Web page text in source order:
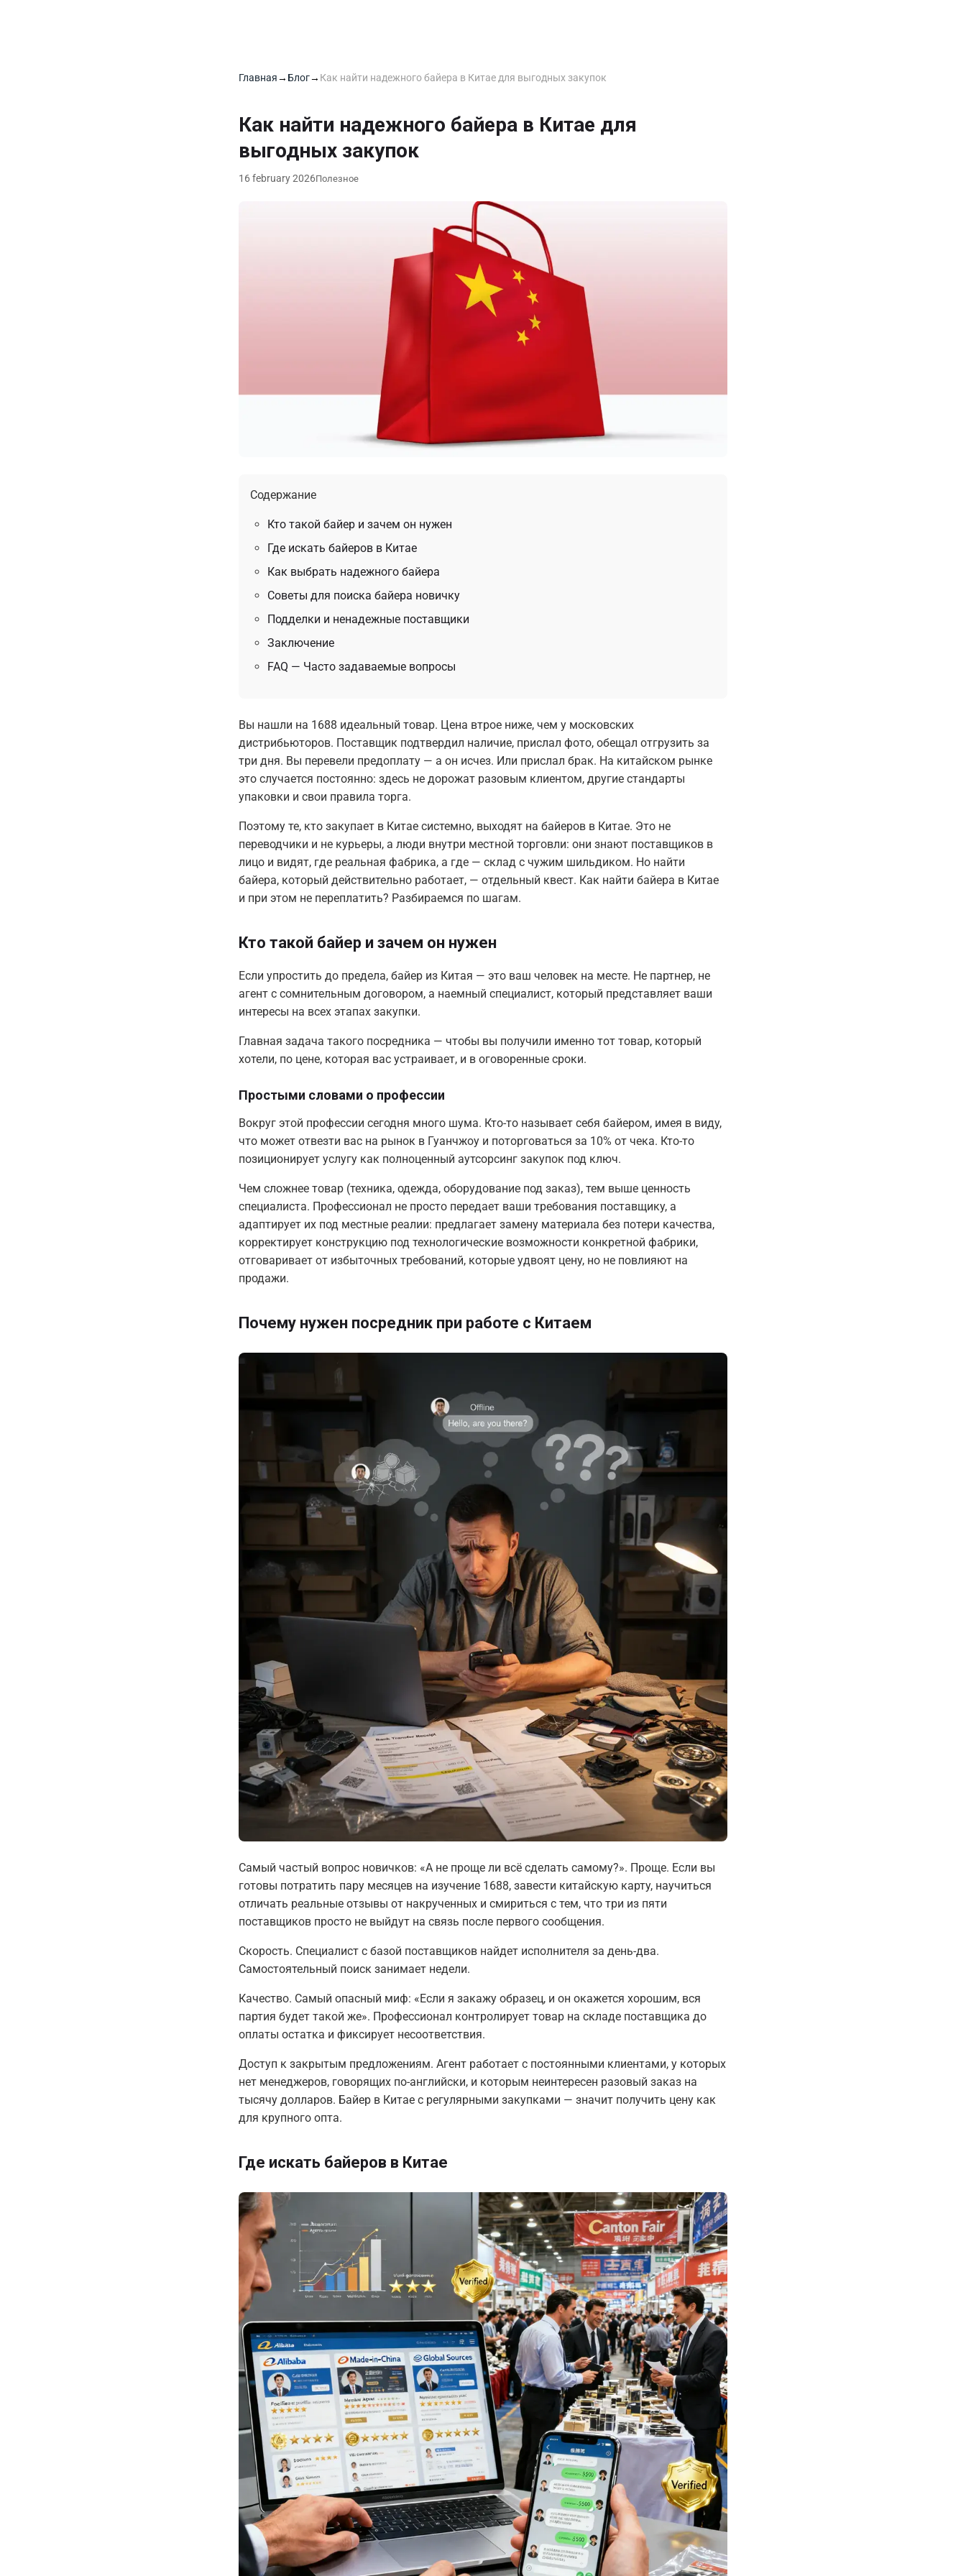
Главная→ Блог→ Как найти надежного байера в Китае для выгодных закупок
Как найти надежного байера в Китае для
выгодных закупок
16 february 2026Полезное
Содержание
Кто такой байер и зачем он нужен
Где искать байеров в Китае
Как выбрать надежного байера
Советы для поиска байера новичку
Подделки и ненадежные поставщики
Заключение
FAQ — Часто задаваемые вопросы
Вы нашли на 1688 идеальный товар. Цена втрое ниже, чем у московских
дистрибьюторов. Поставщик подтвердил наличие, прислал фото, обещал отгрузить за
три дня. Вы перевели предоплату — а он исчез. Или прислал брак. На китайском рынке
это случается постоянно: здесь не дорожат разовым клиентом, другие стандарты
упаковки и свои правила торга.
Поэтому те, кто закупает в Китае системно, выходят на байеров в Китае. Это не
переводчики и не курьеры, а люди внутри местной торговли: они знают поставщиков в
лицо и видят, где реальная фабрика, а где — склад с чужим шильдиком. Но найти
байера, который действительно работает, — отдельный квест. Как найти байера в Китае
и при этом не переплатить? Разбираемся по шагам.
Кто такой байер и зачем он нужен
Если упростить до предела, байер из Китая — это ваш человек на месте. Не партнер, не
агент с сомнительным договором, а наемный специалист, который представляет ваши
интересы на всех этапах закупки.
Главная задача такого посредника — чтобы вы получили именно тот товар, который
хотели, по цене, которая вас устраивает, и в оговоренные сроки.
Простыми словами о профессии
Вокруг этой профессии сегодня много шума. Кто-то называет себя байером, имея в виду,
что может отвезти вас на рынок в Гуанчжоу и поторговаться за 10% от чека. Кто-то
позиционирует услугу как полноценный аутсорсинг закупок под ключ.
Чем сложнее товар (техника, одежда, оборудование под заказ), тем выше ценность
специалиста. Профессионал не просто передает ваши требования поставщику, а
адаптирует их под местные реалии: предлагает замену материала без потери качества,
корректирует конструкцию под технологические возможности конкретной фабрики,
отговаривает от избыточных требований, которые удвоят цену, но не повлияют на
продажи.
Почему нужен посредник при работе с Китаем
Самый частый вопрос новичков: «А не проще ли всё сделать самому?». Проще. Если вы
готовы потратить пару месяцев на изучение 1688, завести китайскую карту, научиться
отличать реальные отзывы от накрученных и смириться с тем, что три из пяти
поставщиков просто не выйдут на связь после первого сообщения.
Скорость. Специалист с базой поставщиков найдет исполнителя за день-два.
Самостоятельный поиск занимает недели.
Качество. Самый опасный миф: «Если я закажу образец, и он окажется хорошим, вся
партия будет такой же». Профессионал контролирует товар на складе поставщика до
оплаты остатка и фиксирует несоответствия.
Доступ к закрытым предложениям. Агент работает с постоянными клиентами, у которых
нет менеджеров, говорящих по-английски, и которым неинтересен разовый заказ на
тысячу долларов. Байер в Китае с регулярными закупками — значит получить цену как
для крупного опта.
Где искать байеров в Китае